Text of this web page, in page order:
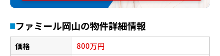
ファミール岡山の物件詳細情報
価格 800万円